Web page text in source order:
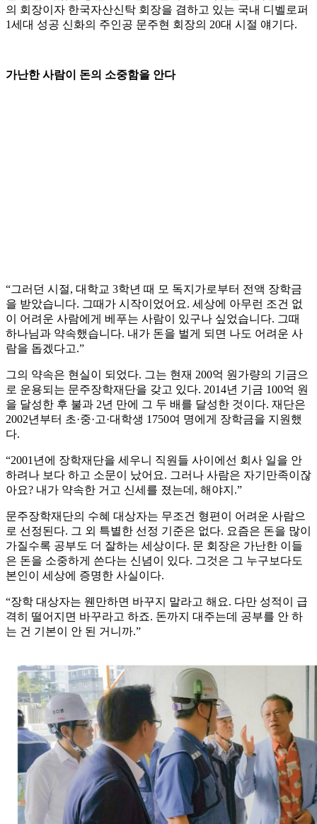
의 회장이자 한국자산신탁 회장을 겸하고 있는 국내 디벨로퍼
1세대 성공 신화의 주인공 문주현 회장의 20대 시절 얘기다.
가난한 사람이 돈의 소중함을 안다
“그러던 시절, 대학교 3학년 때 모 독지가로부터 전액 장학금
을 받았습니다. 그때가 시작이었어요. 세상에 아무런 조건 없
이 어려운 사람에게 베푸는 사람이 있구나 싶었습니다. 그때
하나님과 약속했습니다. 내가 돈을 벌게 되면 나도 어려운 사
람을 돕겠다고.”
그의 약속은 현실이 되었다. 그는 현재 200억 원가량의 기금으
로 운용되는 문주장학재단을 갖고 있다. 2014년 기금 100억 원
을 달성한 후 불과 2년 만에 그 두 배를 달성한 것이다. 재단은
2002년부터 초·중·고·대학생 1750여 명에게 장학금을 지원했
다.
“2001년에 장학재단을 세우니 직원들 사이에선 회사 일을 안
하려나 보다 하고 소문이 났어요. 그러나 사람은 자기만족이잖
아요? 내가 약속한 거고 신세를 졌는데, 해야지.”
문주장학재단의 수혜 대상자는 무조건 형편이 어려운 사람으
로 선정된다. 그 외 특별한 선정 기준은 없다. 요즘은 돈을 많이
가질수록 공부도 더 잘하는 세상이다. 문 회장은 가난한 이들
은 돈을 소중하게 쓴다는 신념이 있다. 그것은 그 누구보다도
본인이 세상에 증명한 사실이다.
“장학 대상자는 웬만하면 바꾸지 말라고 해요. 다만 성적이 급
격히 떨어지면 바꾸라고 하죠. 돈까지 대주는데 공부를 안 하
는 건 기본이 안 된 거니까.”